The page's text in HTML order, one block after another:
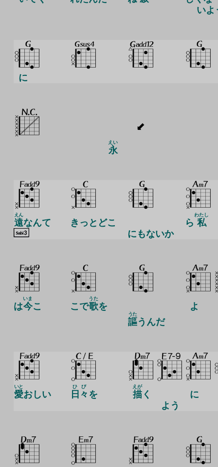
いよ
に
永
えい
遠
えん
なんて
きっとどこ
にもないか
ら 私
わたし
は今
いま
こ こで歌
うた
を
謳
うた
うんだ
よ
愛
いと
おしい 日々
ひび
を 描
えが
く
よう
に